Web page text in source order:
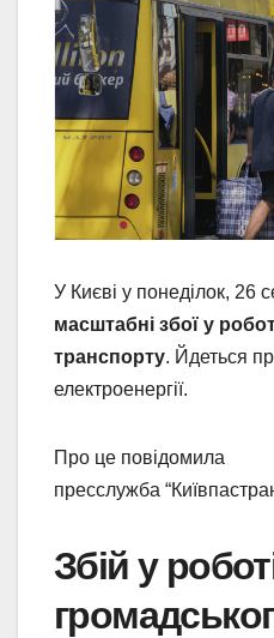
У Києві у понеділок, 26
масштабні збої у
транспорту. Йдеться
електроенергії.
Про це повідомила
пресслужба
Збій у